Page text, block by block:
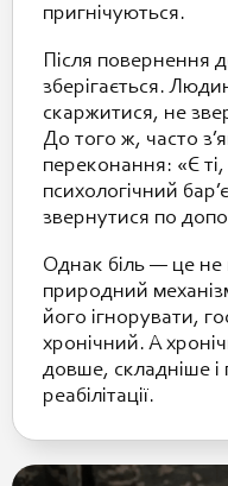
пригнічуються.
Після повернення
зберігається.
скаржитися, не
До того ж, часто
переконання: «Є
психологічний
звернутися по
Однак біль — це не
природний
його ігнорувати,
хронічний. А
довше, складніше і
реабілітації.